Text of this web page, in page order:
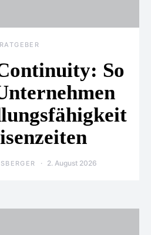
RATGEBER
So
2. August 2026